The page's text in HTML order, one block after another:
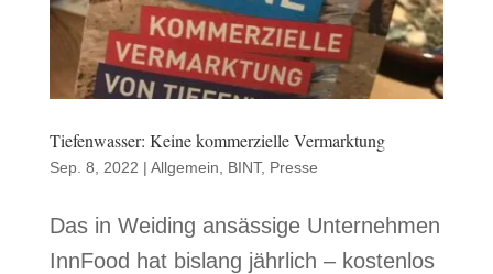
Tiefenwasser: Keine kommerzielle Vermarktung
Sep. 8, 2022 | Allgemein BINT, Presse
Das in Weiding ansässige Unternehmen
InnFood hat bislang jährlich – kostenlos